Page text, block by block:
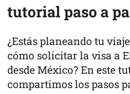
tutorial paso a
¿Estás planeando tu
cómo solicitar la visa a
desde México? En este
compartimos los pasos